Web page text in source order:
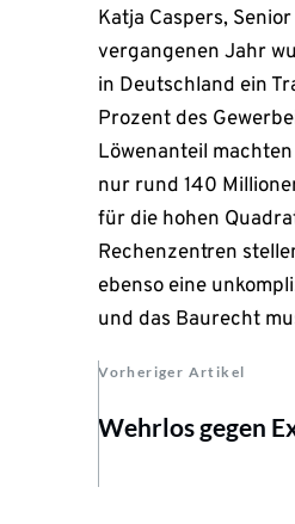
Katja Caspers,
vergangenen Jahr
in Deutschland ein
Prozent des
Löwenanteil
nur rund 140
für die hohen
Rechenzentren
ebenso eine
und das Baurecht
Vorheriger Artikel
Wehrlos gegen